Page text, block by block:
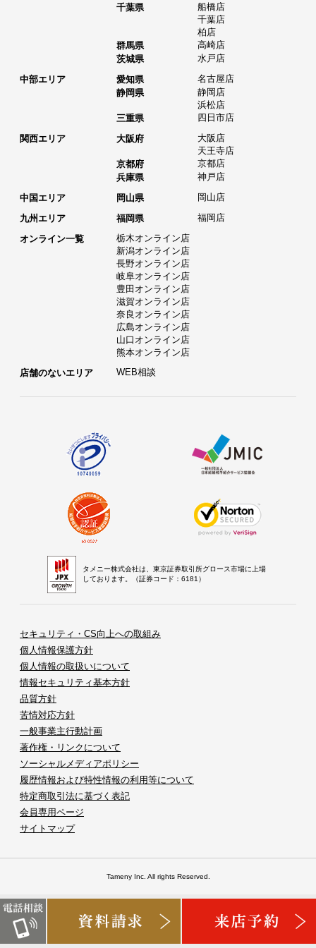
千葉県
船橋店
千葉店
柏店
群馬県
高崎店
茨城県
水戸店
中部エリア
愛知県
名古屋店
静岡県
静岡店
浜松店
三重県
四日市店
関西エリア
大阪府
大阪店
天王寺店
京都府
京都店
兵庫県
神戸店
中国エリア
岡山県
岡山店
九州エリア
福岡県
福岡店
オンライン一覧
栃木オンライン店
新潟オンライン店
長野オンライン店
岐阜オンライン店
豊田オンライン店
滋賀オンライン店
奈良オンライン店
広島オンライン店
山口オンライン店
熊本オンライン店
店舗のないエリア
WEB相談
タメニー株式会社は、東京証券取引所グロース市場に上場
しております。（証券コード：6181）
セキュリティ・CS向上への取組み
個人情報保護方針
個人情報の取扱いについて
情報セキュリティ基本方針
品質方針
苦情対応方針
一般事業主行動計画
著作権・リンクについて
ソーシャルメディアポリシー
履歴情報および特性情報の利用等について
特定商取引法に基づく表記
会員専用ページ
サイトマップ
Tameny Inc. All rights Reserved.